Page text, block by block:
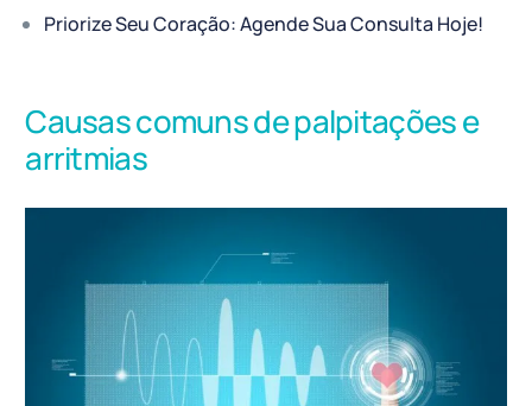
Priorize Seu Coração: Agende Sua Consulta Hoje!
Causas comuns de palpitações e
arritmias